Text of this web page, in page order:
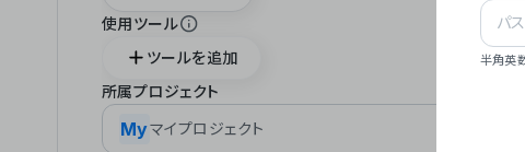
使用ツール
ツールを追加
所属プロジェクト
Myマイプロジェクト
半角英